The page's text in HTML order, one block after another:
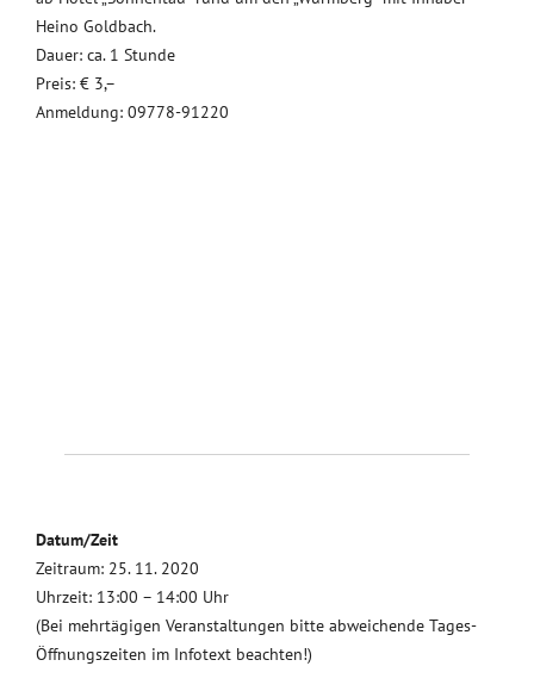
Heino Goldbach.
Dauer: ca. 1 Stunde
Preis: € 3,–
Anmeldung: 09778-91220
Datum/Zeit
Zeitraum: 25. 11. 2020
Uhrzeit: 13:00 – 14:00 Uhr
(Bei mehrtägigen Veranstaltungen bitte abweichende Tages-
Öffnungszeiten im Infotext beachten!)